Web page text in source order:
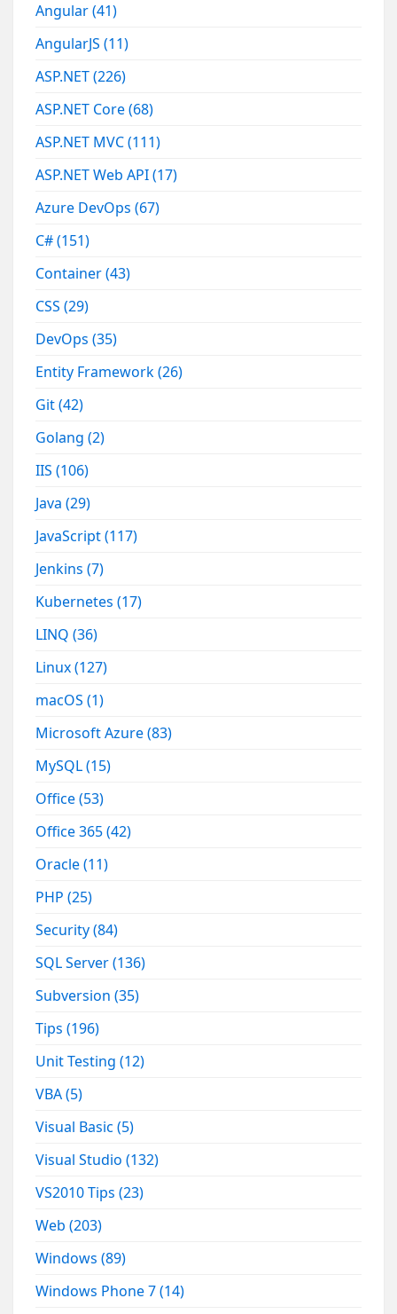
Angular(41)
AngularJS(11)
ASP.NET(226)
ASP.NET Core(68)
ASP.NET MVC(111)
ASP.NET Web API(17)
Azure DevOps(67)
C#(151)
Container(43)
CSS(29)
DevOps(35)
Entity Framework(26)
Git(42)
Golang(2)
IIS(106)
Java(29)
JavaScript(117)
Jenkins(7)
Kubernetes(17)
LINQ(36)
Linux(127)
macOS(1)
Microsoft Azure(83)
MySQL(15)
Office(53)
Office 365(42)
Oracle(11)
PHP(25)
Security(84)
SQL Server(136)
Subversion(35)
Tips(196)
Unit Testing(12)
VBA(5)
Visual Basic(5)
Visual Studio(132)
VS2010 Tips(23)
Web(203)
Windows(89)
Windows Phone 7(14)